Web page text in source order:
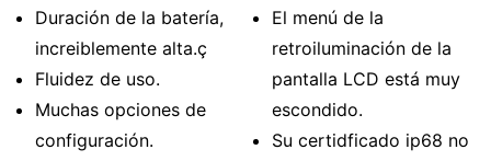
Duración de la batería,
increiblemente alta.ç
Fluidez de uso.
Muchas opciones de
configuración.
El menú de la
retroiluminación de la
pantalla LCD está muy
escondido.
Su certidficado ip68 no